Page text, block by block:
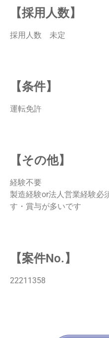
【採用人数】
採用人数 未定
【条件】
運転免許
【その他】
経験不要
製造経験or法人営業経験必
す・賞与が多いです
【案件No.】
22211358